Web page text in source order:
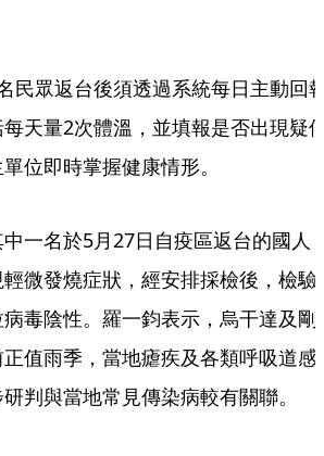
民眾返台後須透過系統每日主動回
天量2次體溫，並填報是否出現疑
位即時掌握健康情形。
一名於5月27日自疫區返台的國人
微發燒症狀，經安排採檢後，檢驗
毒陰性。羅一鈞表示，烏干達及剛
值雨季，當地瘧疾及各類呼吸道感
判與當地常見傳染病較有關聯。